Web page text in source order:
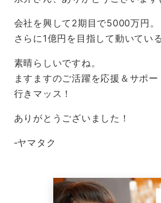
会社を興して2期目で5000万円。
さらに1億円を目指して動いてい
素晴らしいですね。
ますますのご活躍を応援＆サポー
行きマッス！
ありがとうございました！
‐ヤマタク